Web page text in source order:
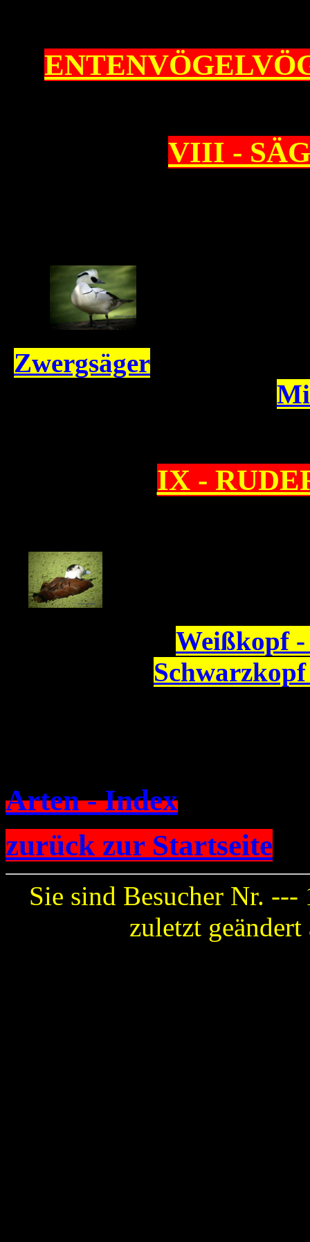
VIII -
Zwergsäger
IX -
Weißkopf
Arten - Index
zurück zur Startseite
Sie sind Besucher Nr. ---
zuletzt